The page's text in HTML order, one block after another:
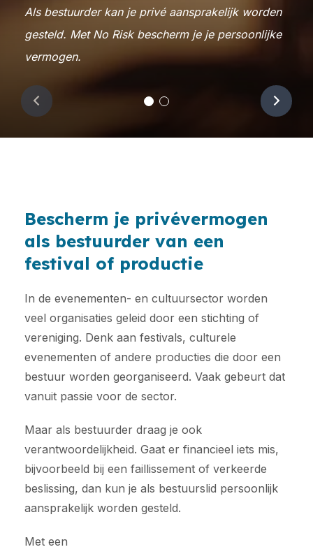
Als bestuurder kan je privé aansprakelijk worden
gesteld. Met No Risk bescherm je je persoonlijke
vermogen.
verzekerd zijn.
No worries. No Risk.
Vorige
Bescherm je privévermogen
als bestuurder van een
festival of productie
In de evenementen- en cultuursector worden
veel organisaties geleid door een stichting of
vereniging. Denk aan festivals, culturele
evenementen of andere producties die door een
bestuur worden georganiseerd. Vaak gebeurt dat
vanuit passie voor de sector.
Maar als bestuurder draag je ook
verantwoordelijkheid. Gaat er financieel iets mis,
bijvoorbeeld bij een faillissement of verkeerde
beslissing, dan kun je als bestuurslid persoonlijk
aansprakelijk worden gesteld.
Met een